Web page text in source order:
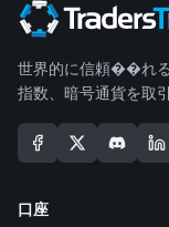
世界的に信頼��れる
指数、暗号通貨を取
口座